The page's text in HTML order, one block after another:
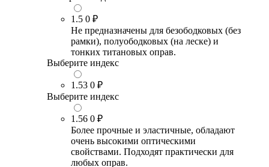
1.5 0 ₽
Не предназначены для безободковых (без
рамки), полуободковых (на леске) и
тонких титановых оправ.
Выберите индекс
1.53 0 ₽
Выберите индекс
1.56 0 ₽
Более прочные и эластичные, обладают
очень высокими оптическими
свойствами. Подходят практически для
любых оправ.